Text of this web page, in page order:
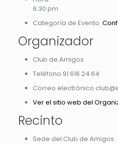
6:30 pm
Categoría de Evento:
Organizador
Club de Amigos
Teléfono 91 616 24 64
Correo electrónico
Ver el sitio web del
Recinto
Sede del Club de Amigos